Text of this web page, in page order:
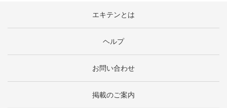
エキテンとは
ヘルプ
お問い合わせ
掲載のご案内